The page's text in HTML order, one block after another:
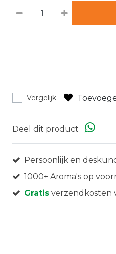
Vergelijk
Deel dit product
Persoonlijk en
1000+ Aroma's op
Gratis verzendkosten